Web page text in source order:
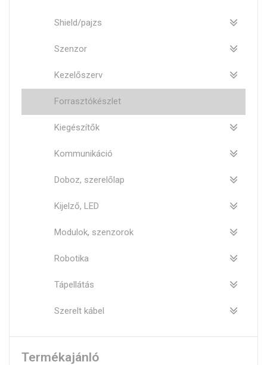
Shield/pajzs
Szenzor
Kezelőszerv
Forrasztókészlet
Kiegészítők
Kommunikáció
Doboz, szerelőlap
Kijelző, LED
Modulok, szenzorok
Robotika
Tápellátás
Szerelt kábel
Termékajánló